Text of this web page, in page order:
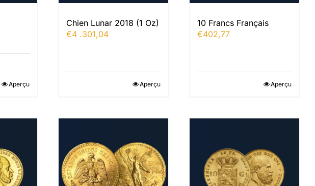
Aperçu
Chien Lunar 2018 (1 Oz)
€4 .301,04
Aperçu
10 Francs Français
€402,77
Aperçu